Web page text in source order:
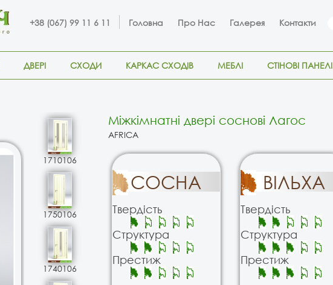
+38 (067) 99 11 6 11 Головна Про Нас Галерея Контакти
ДВЕРІ СХОДИ КАРКАС СХОДІВ МЕБЛІ СТІНОВІ ПАНЕЛІ
1710106
1750106
1740106
Міжкімнатні двері соснові Лагос
AFRICA
СОСНА
Твердість
Структура
Престиж
ВІЛЬХА
Твердість
Структура
Престиж